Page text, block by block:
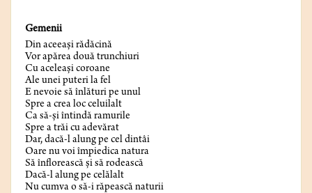
Gemenii
Din aceeași rădăcină
Vor apărea două trunchiuri
Cu aceleași coroane
Ale unei puteri la fel
E nevoie să înlături pe unul
Spre a crea loc celuilalt
Ca să-și întindă ramurile
Spre a trăi cu adevărat
Dar, dacă-l alung pe cel dintâi
Oare nu voi împiedica natura
Să înflorească și să rodească
Dacă-l alung pe celălalt
Nu cumva o să-i răpească naturii